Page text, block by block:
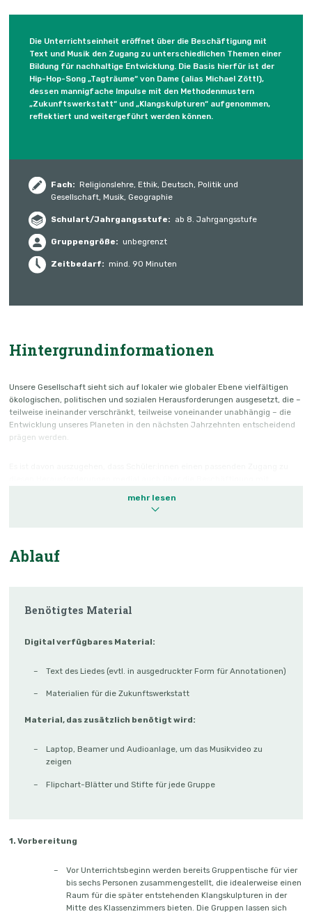
Die Unterrichtseinheit eröffnet über die Beschäftigung mit
Text und Musik den Zugang zu unterschiedlichen Themen einer
Bildung für nachhaltige Entwicklung. Die Basis hierfür ist der
Hip-Hop-Song „Tagträume“ von Dame (alias Michael Zöttl),
dessen mannigfache Impulse mit den Methodenmustern
„Zukunftswerkstatt“ und „Klangskulpturen“ aufgenommen,
reflektiert und weitergeführt werden können.
Fach: Religionslehre, Ethik, Deutsch, Politik und
Gesellschaft, Musik, Geographie
Schulart/Jahrgangs­stufe: ab 8. Jahrgangsstufe
Gruppengröße: unbegrenzt
Zeitbedarf: mind. 90 Minuten
Hintergrundinformationen
Unsere Gesellschaft sieht sich auf lokaler wie globaler Ebene vielfältigen
ökologischen, politischen und sozialen Herausforderungen ausgesetzt, die –
teilweise ineinander verschränkt, teilweise voneinander unabhängig – die
Entwicklung unseres Planeten in den nächsten Jahrzehnten entscheidend
prägen werden.
Zwölf- bis 19-Jährigen hören regelmäßig Musik, 62 Prozent sogar täglich“
auszulösen sowie die Persönlichkeitsentwicklung und die Förderung von
erschienenen Song “Tagträume” exemplarisch einige dieser
der Garten Eden”(Zitat aus dem Refrain des Liedes[1] ) entgegenstehen.
ungerechte Verteilung von Ressourcen sowie umweltschädliches Verhalten
Verfügung stehende Ressourcen heraus, jedoch liefert er kaum konkrete
Lösungsvorschläge. Unter der ebenfalls dem Lied entstammenden Prämisse,
Schüler:innen sich daher in Gruppen einigen der im Song erwähnten
mehr lesen
Ablauf
Benötigtes Material
Digital verfügbares Material:
Text des Liedes (evtl. in ausgedruckter Form für Annotationen)
Materialien für die Zukunftswerkstatt
Material, das zusätzlich benötigt wird:
Laptop, Beamer und Audioanlage, um das Musikvideo zu
zeigen
Flipchart-Blätter und Stifte für jede Gruppe
1. Vorbereitung
Vor Unterrichtsbeginn werden bereits Gruppentische für vier
bis sechs Personen zusammengestellt, die idealerweise einen
Raum für die später entstehenden Klangskulpturen in der
Mitte des Klassenzimmers bieten. Die Gruppen lassen sich